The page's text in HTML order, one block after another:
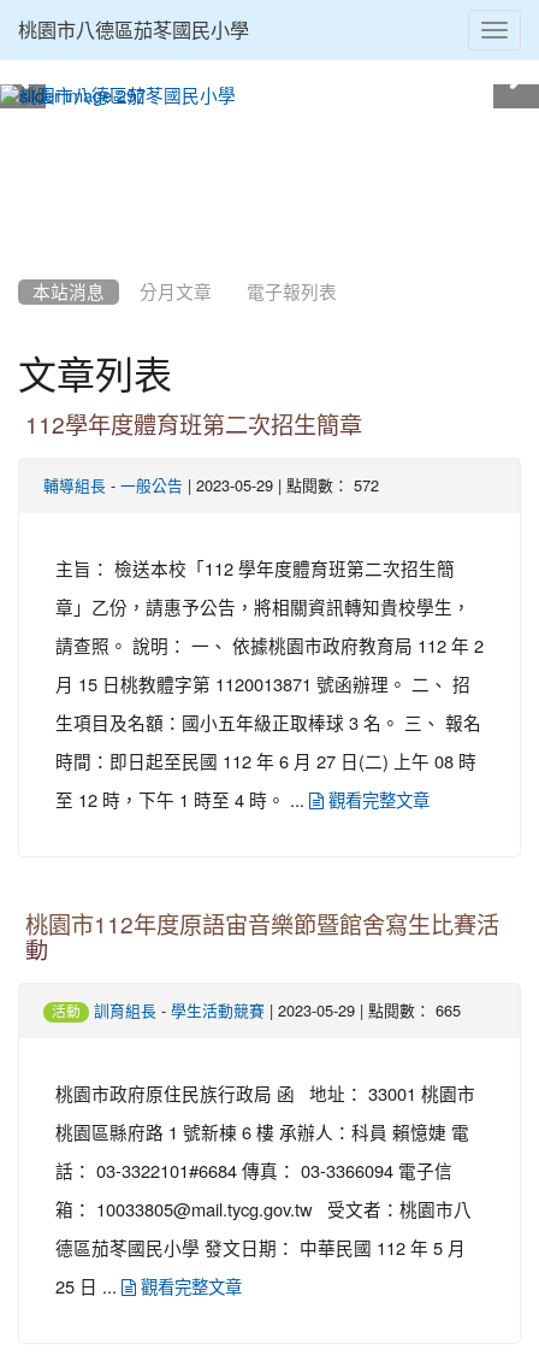
桃園市八德區茄苳國民小學
本站消息 分月文章 電子報列表
文章列表
112學年度體育班第二次招生簡章
輔導組長 - 一般公告 | 2023-05-29 | 點閱數： 572
主旨： 檢送本校「112 學年度體育班第二次招生簡
章」乙份，請惠予公告，將相關資訊轉知貴校學生，
請查照。 說明： 一、 依據桃園市政府教育局 112 年 2
月 15 日桃教體字第 1120013871 號函辦理。 二、 招
生項目及名額：國小五年級正取棒球 3 名。 三、 報名
時間：即日起至民國 112 年 6 月 27 日(二) 上午 08 時
至 12 時，下午 1 時至 4 時。 ...
觀看完整文章
桃園市112年度原語宙音樂節暨館舍寫生比賽活
動
活動 訓育組長 - 學生活動競賽 | 2023-05-29 | 點閱數： 665
桃園市政府原住民族行政局 函 地址： 33001 桃園市
桃園區縣府路 1 號新棟 6 樓 承辦人：科員 賴憶婕 電
話： 03-3322101#6684 傳真： 03-3366094 電子信
箱： 10033805@mail.tycg.gov.tw 受文者：桃園市八
德區茄苳國民小學 發文日期： 中華民國 112 年 5 月
25 日 ...
觀看完整文章